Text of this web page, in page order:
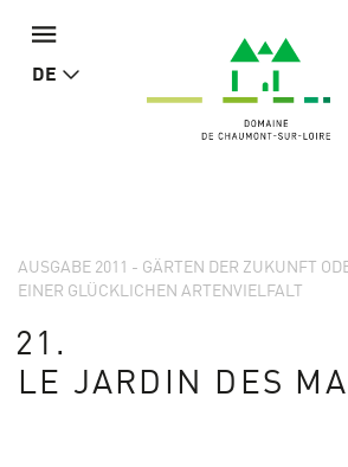
DE
AUSGABE 2011 - GÄRTEN DER ZUKUNFT
EINER GLÜCKLICHEN ARTENVIELFALT
21.
LE JARDIN DES